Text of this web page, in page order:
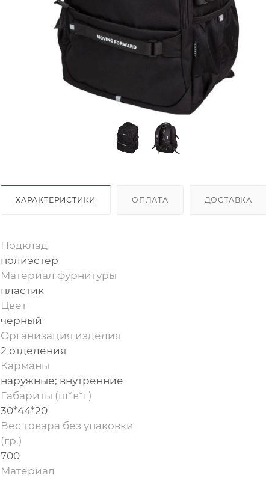
ХАРАКТЕРИСТИКИ ОПЛАТА ДОСТАВКА
Подклад
полиэстер
Материал фурнитуры
пластик
Цвет
чёрный
Организация изделия
2 отделения
Карманы
наружные; внутренние
Габариты (ш*в*г)
30*44*20
Вес товара без упаковки
(гр.)
700
Материал